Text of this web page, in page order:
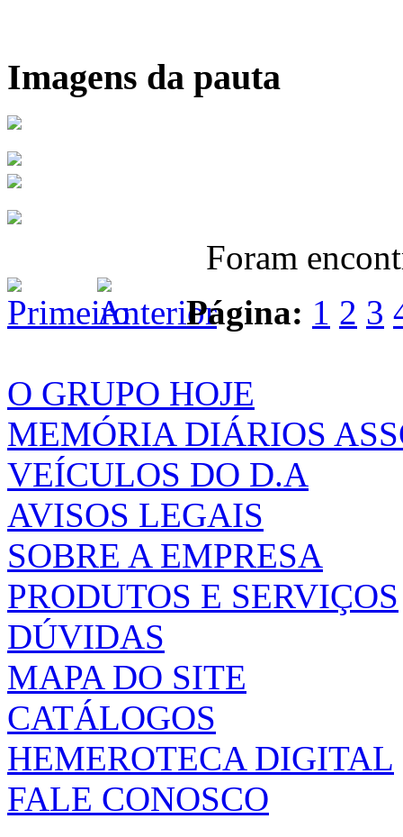
Imagens da pauta
Foram
Página: 1 2 3
O GRUPO HOJE
MEMÓRIA DIÁRIOS
VEÍCULOS DO D.A
AVISOS LEGAIS
SOBRE A EMPRESA
PRODUTOS E SERVIÇOS
DÚVIDAS
MAPA DO SITE
CATÁLOGOS
HEMEROTECA DIGITAL
FALE CONOSCO